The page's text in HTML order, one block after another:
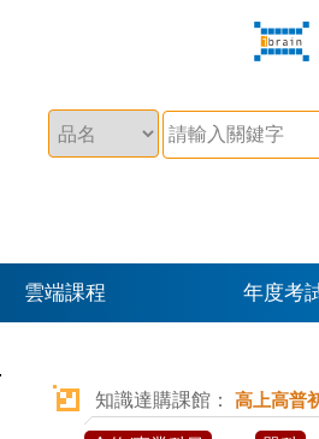
雲端課程 年度考
知識達購課館： 高上高普